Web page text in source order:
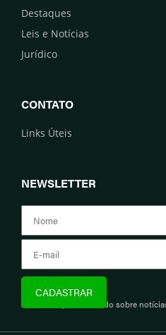
Destaques
Leis e Notícias
Jurídico
CONTATO
Links Úteis
NEWSLETTER
Assine e fique informado sobre